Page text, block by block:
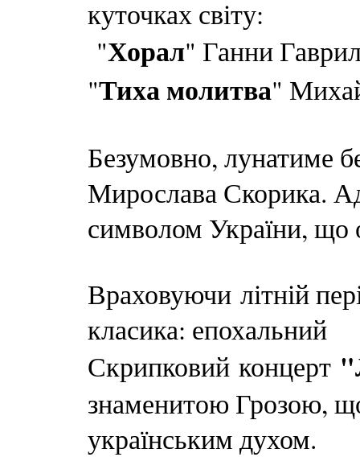
куточках світу:
"Хорал" Ганни
"Тиха молитва"
Безумовно, лунатиме
Мирослава Скорика.
символом України, що
Враховуючи літній
класика: епохальний
Скрипковий концерт
знаменитою Грозою,
українським духом.